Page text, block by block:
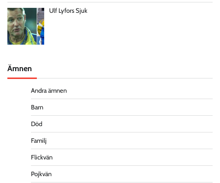
Ulf Lyfors Sjuk
Ämnen
Andra ämnen
Barn
Död
Familj
Flickvän
Pojkvän